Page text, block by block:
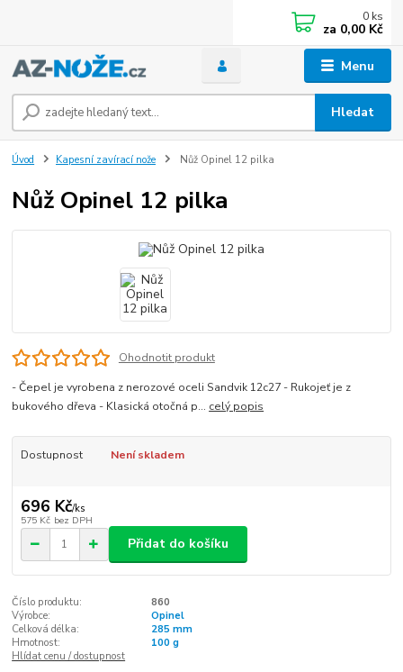
Menu
Hledat
0 ks
za 0,00 Kč
Úvod Kapesní zavírací nože Nůž Opinel 12 pilka
Nůž Opinel 12 pilka
Ohodnotit produkt
- Čepel je vyrobena z nerozové oceli Sandvik 12c27 - Rukojeť je z
bukového dřeva - Klasická otočná p... celý popis
Dostupnost Není skladem
696 Kč/ks
575 Kč bez DPH
Přidat do košíku
Číslo produktu:
860
Výrobce:
Opinel
Celková délka:
285 mm
Hmotnost:
100 g
Hlídat cenu / dostupnost